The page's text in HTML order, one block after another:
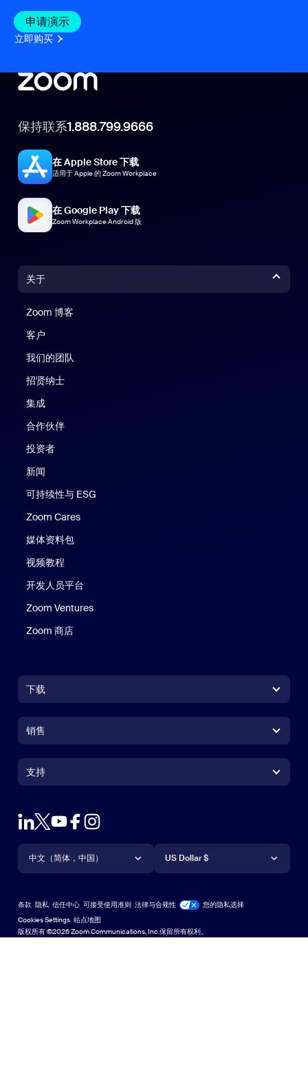
申请演示
立即购买
保持联系1.888.799.9666
在 Apple Store 下载
适用于 Apple 的 Zoom Workplace
在 Google Play 下载
Zoom Workplace Android 版
关于
Zoom 博客
客户
我们的团队
招贤纳士
集成
合作伙伴
投资者
新闻
可持续性与 ESG
Zoom Cares
媒体资料包
视频教程
开发人员平台
Zoom Ventures
Zoom 商店
下载
Zoom Rooms 应用Zoom Rooms 应用
Zoom Rooms Controller
Outlook 插件
Android 应用Android 应用
销售
联系销售人员
申请演示
网络研讨会和活动
Zoom 体验中心Zoom 体验中心
Zoom for StartupsZoom for Startups
支持
支持
账户
学习中心
技术内容库技术内容库
反馈
语言
中文（简体，中国）
Français
货币
US Dollar $
版权所有 ©2026 Zoom Communications, Inc.保留所有权利。
条款 隐私 信任中心 可接受使用准则 法律与合规性
您的隐私选择
Cookies Settings 站点地图
站点地图